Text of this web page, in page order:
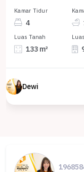
Kamar Tidur
4
Luas Tanah
133 m²
Dewi